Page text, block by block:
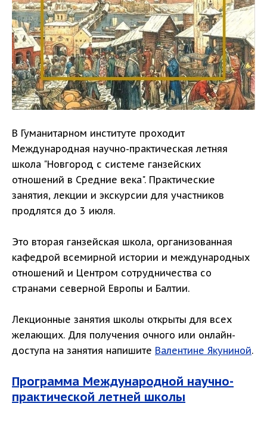
В Гуманитарном институте проходит
Международная научно-практическая летняя
школа "Новгород с системе ганзейских
отношений в Средние века". Практические
занятия, лекции и экскурсии для участников
продлятся до 3 июля.
Это вторая ганзейская школа, организованная
кафедрой всемирной истории и международных
отношений и Центром сотрудничества со
странами северной Европы и Балтии.
Лекционные занятия школы открыты для всех
желающих. Для получения очного или онлайн-
доступа на занятия напишите Валентине Якуниной.
Программа Международной научно-
практической летней школы